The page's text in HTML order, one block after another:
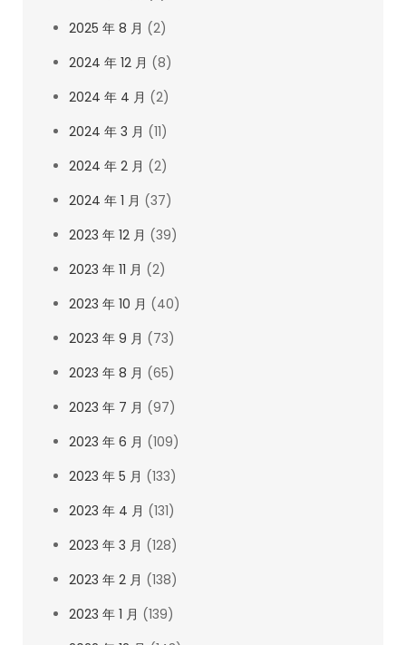
2025 年 8 月 (2)
2024 年 12 月 (8)
2024 年 4 月 (2)
2024 年 3 月 (11)
2024 年 2 月 (2)
2024 年 1 月 (37)
2023 年 12 月 (39)
2023 年 11 月 (2)
2023 年 10 月 (40)
2023 年 9 月 (73)
2023 年 8 月 (65)
2023 年 7 月 (97)
2023 年 6 月 (109)
2023 年 5 月 (133)
2023 年 4 月 (131)
2023 年 3 月 (128)
2023 年 2 月 (138)
2023 年 1 月 (139)